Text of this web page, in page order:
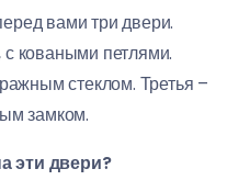
вами три двери.
коваными петлями.
стеклом. Третья –
замком.
эти двери?